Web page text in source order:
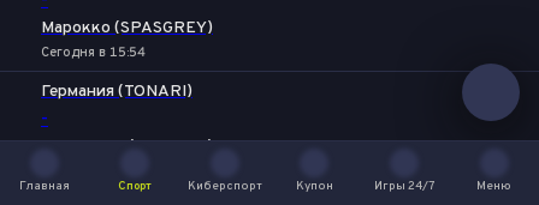
Марокко (SPASGREY)
Сегодня в 15:54
Германия (TONARI)
-
Аргентина (JEKINHO)
Главная
Спорт
Киберспорт
Купон
Игры 24/7
Меню